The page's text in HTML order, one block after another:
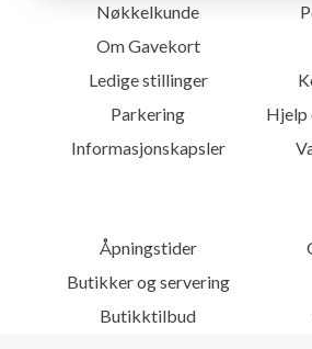
Åpningstider
Butikker og servering
Butikktilbud
Nøkkelkunde
Om Gavekort
Ledige stillinger
Parkering
Informasjonskapsler
Hjelp